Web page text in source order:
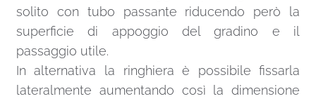
solito con tubo passante riducendo però la
superficie di appoggio del gradino e il
passaggio utile.
In alternativa la ringhiera è possibile fissarla
lateralmente aumentando così la dimensione